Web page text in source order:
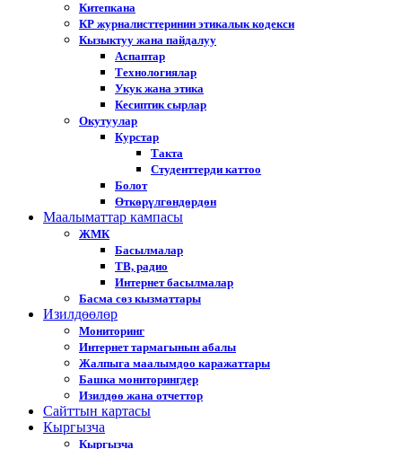
Китепкана
КР журналисттеринин этикалык кодекси
Кызыктуу жана пайдалуу
Аспаптар
Технологиялар
Укук жана этика
Кесиптик сырлар
Окутуулар
Курстар
Такта
Студенттерди каттоо
Болот
Өткөрүлгөндөрдөн
Маалыматтар кампасы
ЖМК
Басылмалар
ТВ, радио
Интернет басылмалар
Басма сөз кызматтары
Изилдөөлөр
Мониторинг
Интернет тармагынын абалы
Жалпыга маалымдоо каражаттары
Башка мониторингдер
Изилдөө жана отчеттор
Cайттын картасы
Кыргызча
Кыргызча